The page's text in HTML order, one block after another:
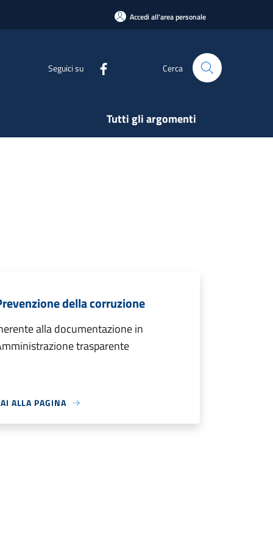
Accedi all'area personale
Seguici su Cerca
Tutti gli argomenti
della corruzione
alla documentazione in
trasparente
ALLA PAGINA